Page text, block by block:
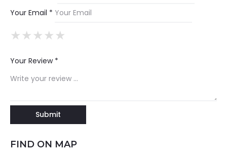
Your Email *
★
★★
★★★
★★★★
★★★★★
Your Review *
FIND ON MAP